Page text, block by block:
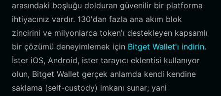
arasındaki boşluğu dolduran güvenilir bir platforma
ihtiyacınız vardır. 130'dan fazla ana akım blok
zincirini ve milyonlarca token'ı destekleyen kapsamlı
bir çözümü deneyimlemek için Bitget Wallet'ı indirin.
İster iOS, Android, ister tarayıcı eklentisi kullanıyor
olun, Bitget Wallet gerçek anlamda kendi kendine
saklama (self-custody) imkanı sunar; yani